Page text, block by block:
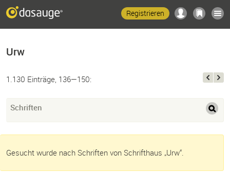
Registrieren
Urw
1.130 Einträge, 136—150:
Schriften
Gesucht wurde nach Schriften von Schrifthaus „Urw“.